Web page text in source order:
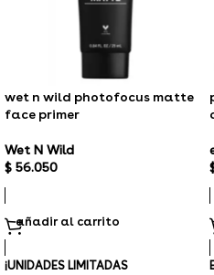
wet n wild photofocus matte
face primer
Wet N Wild
$ 56.050
añadir al carrito
¡UNIDADES LIMITADAS